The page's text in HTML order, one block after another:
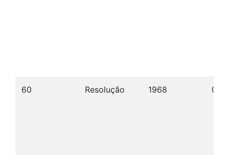
60 Resolução 1968 02/